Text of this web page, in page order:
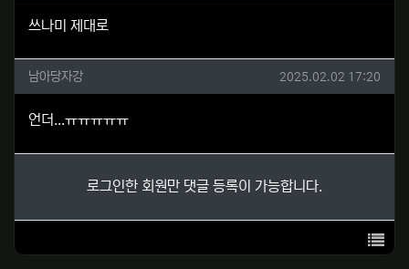
쓰나미 제대로
남아당자강님의 댓글
남아당자강 작성일
2025.02.02 17:20
언더...ㅠㅠㅠㅠㅠ
로그인한 회원만 댓글 등록이 가능합니다.
목록